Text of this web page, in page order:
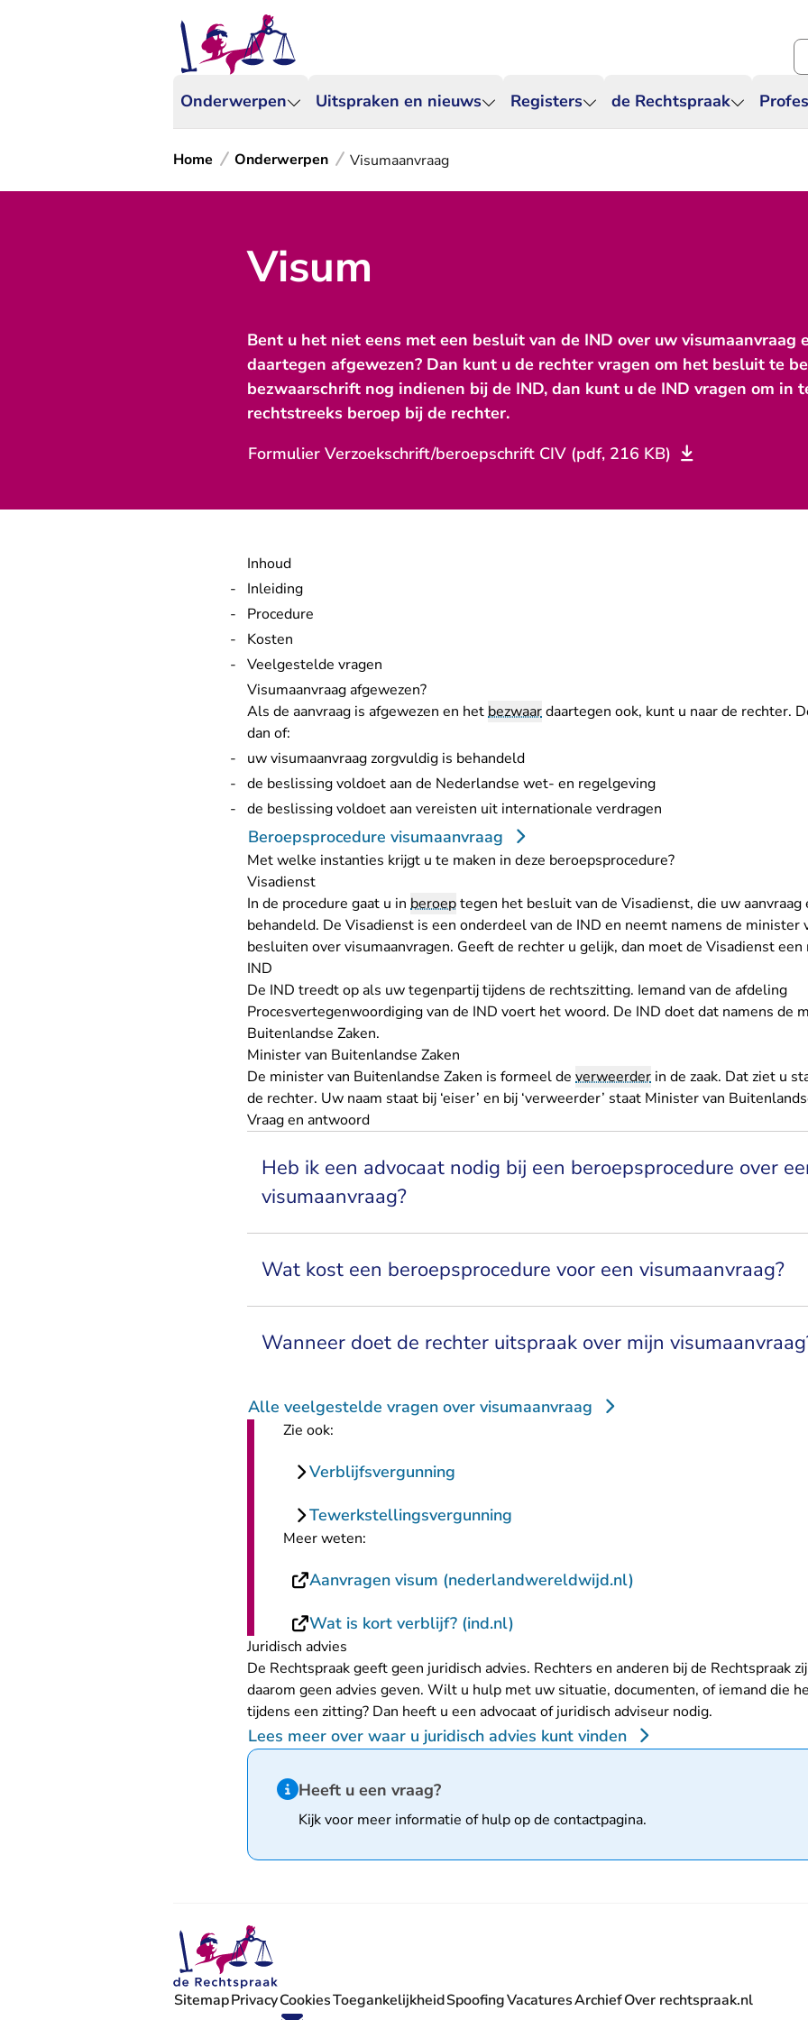
Onderwerpen Uitspraken en nieuws Registers de Rechtspraak
Home Onderwerpen Visumaanvraag
Visum
Bent u het niet eens met een besluit van de IND over uw visumaanvraag
daartegen afgewezen? Dan kunt u de rechter vragen om het besluit te
bezwaarschrift nog indienen bij de IND, dan kunt u de IND vragen om in
rechtstreeks beroep bij de rechter.
Formulier Verzoekschrift/beroepschrift CIV (pdf, 216 KB)
Inhoud
Inleiding
Procedure
Kosten
Veelgestelde vragen
Visumaanvraag afgewezen?
Als de aanvraag is afgewezen en hetbezwaardaartegen ook, kunt u naar de rechter.
dan of:
uw visumaanvraag zorgvuldig is behandeld
de beslissing voldoet aan de Nederlandse wet- en regelgeving
de beslissing voldoet aan vereisten uit internationale verdragen
Beroepsprocedure visumaanvraag
Met welke instanties krijgt u te maken in deze beroepsprocedure?
Visadienst
In de procedure gaat u in beroeptegen het besluit van de Visadienst, die uw
behandeld. De Visadienst is een onderdeel van de IND en neemt namens de minister
besluiten over visumaanvragen. Geeft de rechter u gelijk, dan moet de Visadienst
IND
De IND treedt op als uw tegenpartij tijdens de rechtszitting. Iemand van de afdeling
Procesvertegenwoordiging van de IND voert het woord. De IND doet dat namens de
Buitenlandse Zaken.
Minister van Buitenlandse Zaken
De minister van Buitenlandse Zaken is formeel de verweerder in de zaak. Dat ziet u
de rechter. Uw naam staat bij ‘eiser’ en bij ‘verweerder’ staat Minister van
Vraag en antwoord
Heb ik een advocaat nodig bij een beroepsprocedure over
visumaanvraag?
Wat kost een beroepsprocedure voor een visumaanvraag?
Wanneer doet de rechter uitspraak over mijn
Alle veelgestelde vragen over visumaanvraag
Zie ook:
Verblijfsvergunning
Tewerkstellingsvergunning
Meer weten:
Aanvragen visum (nederlandwereldwijd.nl)
Wat is kort verblijf? (ind.nl)
Juridisch advies
De Rechtspraak geeft geen juridisch advies. Rechters en anderen bij de Rechtspraak
daarom geen advies geven. Wilt u hulp met uw situatie, documenten, of iemand die
tijdens een zitting? Dan heeft u een advocaat of juridisch adviseur nodig.
Lees meer over waar u juridisch advies kunt vinden
Hint van type informatie
Heeft u een vraag?
Kijk voor meer informatie of hulp op de contactpagina.
SitemapPrivacyCookiesToegankelijkheidSpoofingVacatures
- U verlaat Rechtspraak.nl
ArchiefOver rechtspraak.nl